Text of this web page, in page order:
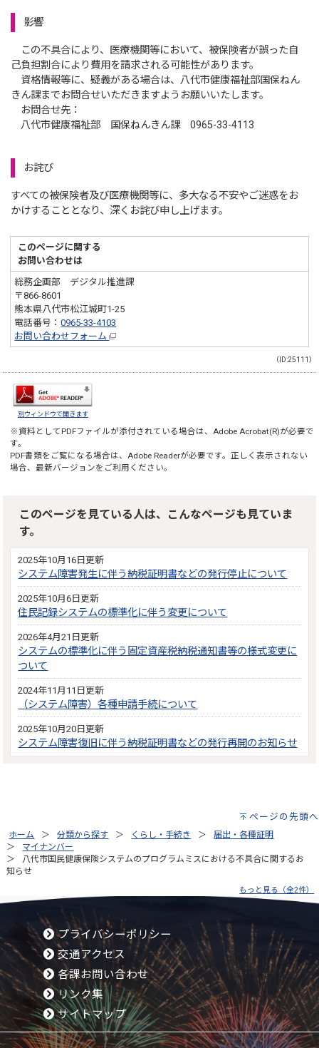
影響
この不具合により、医療機関等において、被保険者が誤った自
己負担割合により費用を請求される可能性があります。
資格情報等に、疑義がある場合は、八代市健康福祉部国保ねん
きん課までお問合せいただきますようお願いいたします。
お問合せ先：
八代市健康福祉部 国保ねんきん課 0965-33-4113
お詫び
すべての被保険者及び医療機関等に、多大なる不安やご迷惑をお
かけすることとなり、深くお詫び申し上げます。
このページに関する
お問い合わせは
総務企画部 デジタル推進課
〒866-8601
熊本県八代市松江城町1-25
電話番号：0965-33-4103
お問い合わせフォーム
（ID:25111）
別ウィンドウで開きます
※資料としてPDFファイルが添付されている場合は、 Adobe Acrobat(R)が必要で
す。
PDF書類をご覧になる場合は、 Adobe Readerが必要です。正しく表示されない
場合、最新バージョンをご利用ください。
このページを見ている人は、こんなページも見ていま
す。
2025年10月16日更新
システム障害発生に伴う納税証明書などの発行停止について
2025年10月6日更新
住民記録システムの標準化に伴う変更について
2026年4月21日更新
システムの標準化に伴う固定資産税納税通知書等の様式変更に
ついて
2024年11月11日更新
（システム障害）各種申請手続について
2025年10月20日更新
システム障害復旧に伴う納税証明書などの発行再開のお知らせ
ページの先頭へ
ホーム 分類から探す くらし・手続き
届出・各種証明
マイナンバー
八代市国民健康保険システムのプログラムミスにおける不具合に関するお
知らせ
もっと見る（全2件）
プライバシーポリシー
交通アクセス
各課お問い合わせ
リンク集
サイトマップ